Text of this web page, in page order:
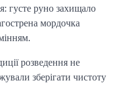
густе руно захищало
мордочка
розведення не
зберігати чистоту